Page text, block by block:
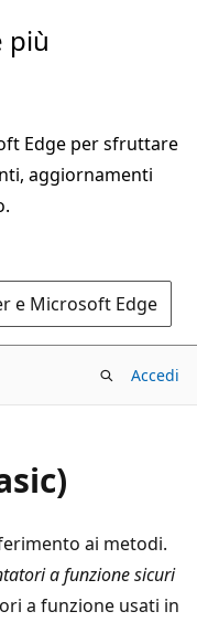
più
Edge per sfruttare
aggiornamenti
e Microsoft Edge
Accedi
ai metodi.
a funzione sicuri
a funzione usati in